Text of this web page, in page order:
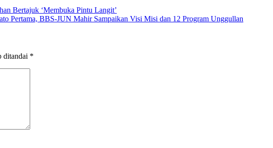
Bertajuk ‘Membuka Pintu Langit’
Pertama, BBS-JUN Mahir Sampaikan Visi Misi dan 12 Program Unggullan
ditandai *